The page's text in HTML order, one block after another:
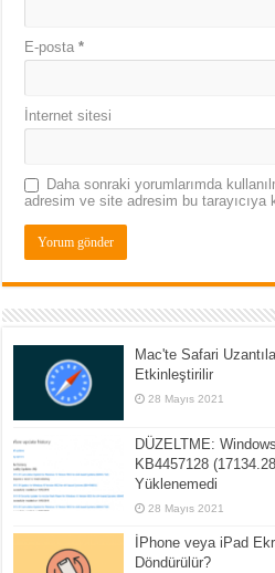
E-posta*
İnternet sitesi
Daha sonraki yorumlarımda
adresim ve site adresim bu tarayıcıya
Mac'te Safari
Etkinleştirilir
28 Mayıs 2021
DÜZELTME:
KB4457128
Yüklenemedi
28 Mayıs 2021
İPhone veya iPad
Döndürülür?